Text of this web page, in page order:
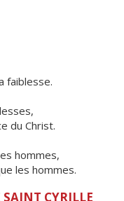
faiblesse.
du Christ.
hommes,
les hommes.
SAINT CYRILLE